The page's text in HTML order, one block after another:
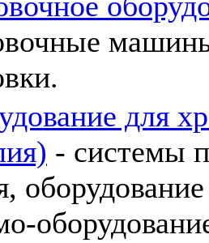
для
- системы